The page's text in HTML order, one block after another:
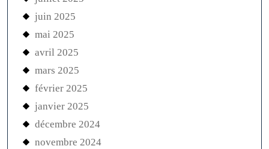
juin 2025
mai 2025
avril 2025
mars 2025
février 2025
janvier 2025
décembre 2024
novembre 2024